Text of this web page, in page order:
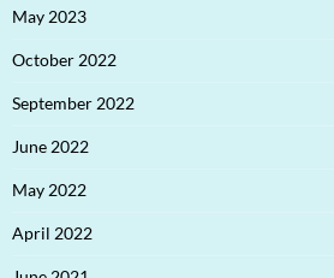
May 2023
October 2022
September 2022
June 2022
May 2022
April 2022